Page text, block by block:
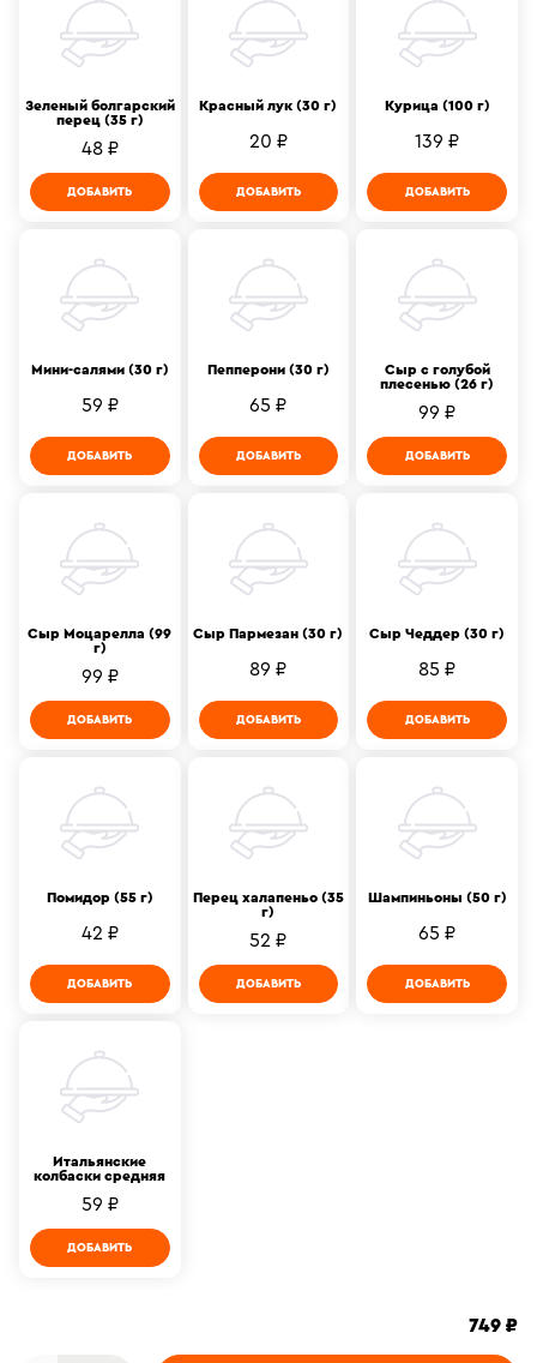
Зеленый болгарский
перец (35 г)
48 ₽
ДОБАВИТЬ
Красный лук (30 г)
20 ₽
ДОБАВИТЬ
Курица (100 г)
139 ₽
ДОБАВИТЬ
Мини-салями (30 г)
59 ₽
ДОБАВИТЬ
Пепперони (30 г)
65 ₽
ДОБАВИТЬ
Сыр с голубой
плесенью (26 г)
99 ₽
ДОБАВИТЬ
Сыр Моцарелла (99
г)
99 ₽
ДОБАВИТЬ
Сыр Пармезан (30 г)
89 ₽
ДОБАВИТЬ
Сыр Чеддер (30 г)
85 ₽
ДОБАВИТЬ
Помидор (55 г)
42 ₽
ДОБАВИТЬ
Перец халапеньо (35
г)
52 ₽
ДОБАВИТЬ
Шампиньоны (50 г)
65 ₽
ДОБАВИТЬ
Итальянские
колбаски средняя
59 ₽
ДОБАВИТЬ
749 ₽